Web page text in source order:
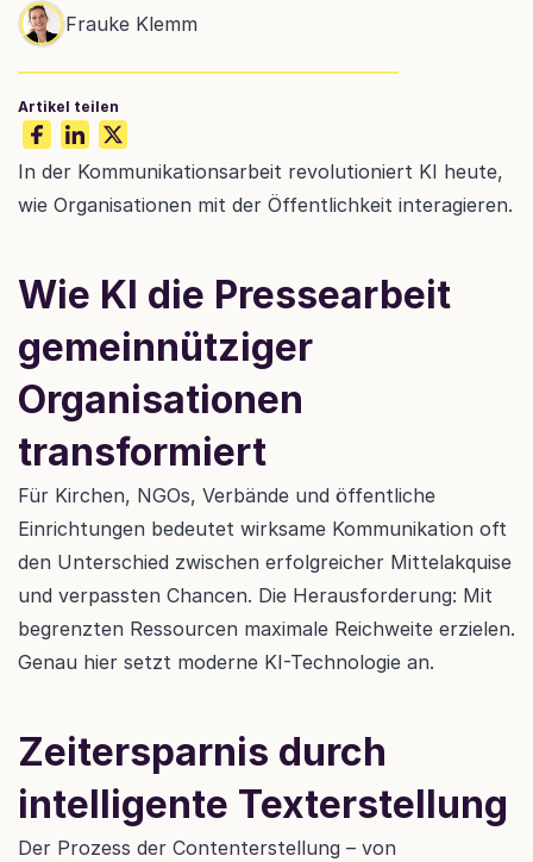
In der Kommunikationsarbeit revolutioniert KI heute,
Wie KI die Pressearbeit
gemeinnütziger
Organisationen
transformiert
Für Kirchen, NGOs, Verbände und öffentliche
Einrichtungen bedeutet wirksame Kommunikation oft
den Unterschied zwischen erfolgreicher Mittelakquise
und verpassten Chancen. Die Herausforderung: Mit
begrenzten Ressourcen maximale Reichweite erzielen.
Genau hier setzt moderne KI-Technologie an.
Zeitersparnis durch
intelligente Texterstellung
Der Prozess der Contenterstellung – von
Frauke Klemm
Artikel teilen